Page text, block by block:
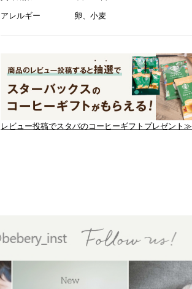
アレルギー
卵、小麦
レビュー投稿でスタバのコーヒーギフトプレゼント≫